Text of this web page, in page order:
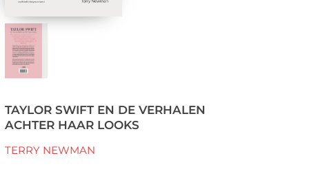
TAYLOR SWIFT EN DE VERHALEN
ACHTER HAAR LOOKS
TERRY NEWMAN